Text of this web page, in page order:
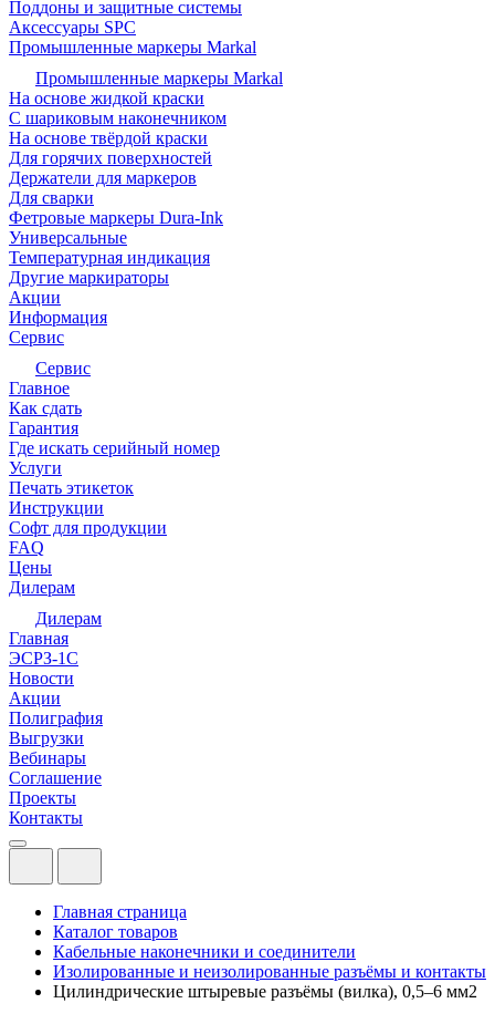
Поддоны и защитные системы
Аксессуары SPC
Промышленные маркеры Markal
Промышленные маркеры Markal
На основе жидкой краски
С шариковым наконечником
На основе твёрдой краски
Для горячих поверхностей
Держатели для маркеров
Для сварки
Фетровые маркеры Dura-Ink
Универсальные
Температурная индикация
Другие маркираторы
Акции
Информация
Сервис
Сервис
Главное
Как сдать
Гарантия
Где искать серийный номер
Услуги
Печать этикеток
Инструкции
Софт для продукции
FAQ
Цены
Дилерам
Дилерам
Главная
ЭСРЗ-1С
Новости
Акции
Полиграфия
Выгрузки
Вебинары
Соглашение
Проекты
Контакты
Главная страница
Каталог товаров
Кабельные наконечники и соединители
Изолированные и неизолированные разъёмы и контакты
Цилиндрические штыревые разъёмы (вилка), 0,5–6 мм2